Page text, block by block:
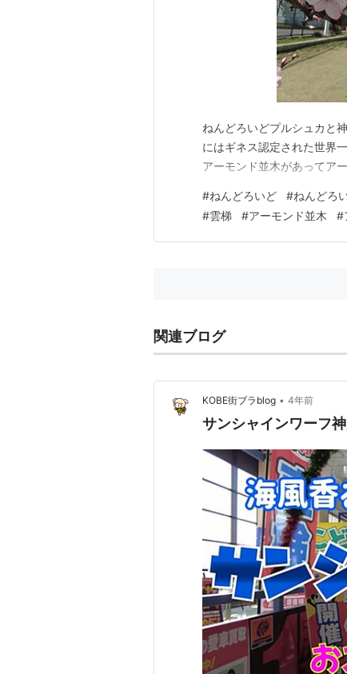
ねんどろいどプルシュカと
にはギネス認定された世界
アーモンド並木があってア
#ねんどろいど #ねんどろ
#雲梯 #アーモンド並木 #
関連ブログ
KOBE街ブラblog • 4年前
サンシャインワーフ